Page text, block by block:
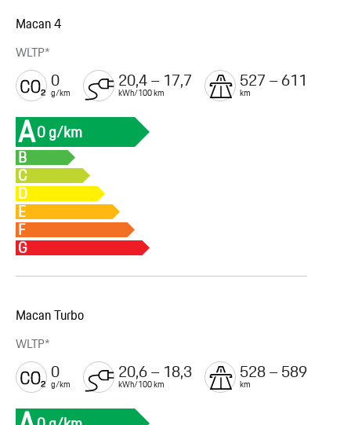
Macan 4
WLTP*
0
g/km
20,4 – 17,7
kWh/100 km
527 – 611
km
A0 g/km
B
C
D
E
F
G
Macan Turbo
WLTP*
0
g/km
20,6 – 18,3
kWh/100 km
528 – 589
km